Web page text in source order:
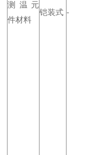
测温元
件材料
铠装式 -